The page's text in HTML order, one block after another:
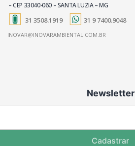
– CEP 33040-060 – SANTA LUZIA – MG
31 3508.1919 31 9 7400.9048
INOVAR@INOVARAMBIENTAL.COM.BR
Newsletter
Cadastrar